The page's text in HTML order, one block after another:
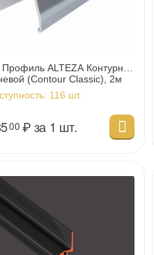
ALTEZA Контурно-
(Contour Classic), 2м
116 шт.
00 ₽за 1 шт.